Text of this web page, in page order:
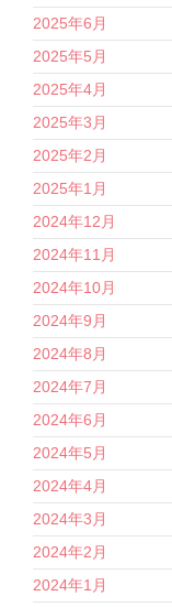
2025年6月
2025年5月
2025年4月
2025年3月
2025年2月
2025年1月
2024年12月
2024年11月
2024年10月
2024年9月
2024年8月
2024年7月
2024年6月
2024年5月
2024年4月
2024年3月
2024年2月
2024年1月